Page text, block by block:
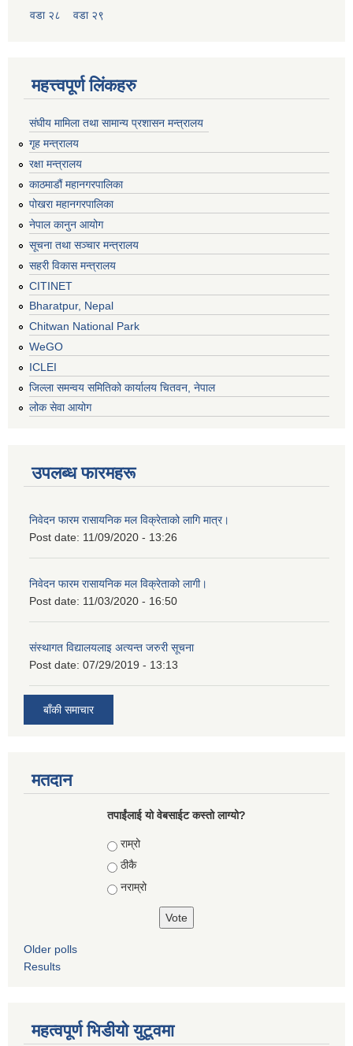
वडा २८ वडा २९
महत्त्वपूर्ण लिंकहरु
संघीय मामिला तथा सामान्य प्रशासन मन्त्रालय
गृह मन्त्रालय
रक्षा मन्त्रालय
काठमाडौं महानगरपालिका
पोखरा महानगरपालिका
नेपाल कानुन आयोग
सूचना तथा सञ्चार मन्त्रालय
सहरी विकास मन्त्रालय
CITINET
Bharatpur, Nepal
Chitwan National Park
WeGO
ICLEI
जिल्ला समन्वय समितिको कार्यालय चितवन, नेपाल
लोक सेवा आयोग
उपलब्ध फारमहरू
निवेदन फारम रासायनिक मल विक्रेताको लागि मात्र।
Post date: 11/09/2020 - 13:26
निवेदन फारम रासायनिक मल विक्रेताको लागी।
Post date: 11/03/2020 - 16:50
संस्थागत विद्यालयलाइ अत्यन्त जरुरी सूचना
Post date: 07/29/2019 - 13:13
बाँकी समाचार
मतदान
तपाईंलाई यो वेबसाईट कस्तो लाग्यो?
Choices
राम्रो
ठीकै
नराम्रो
Older polls
Results
महत्वपूर्ण भिडीयो युटूवमा